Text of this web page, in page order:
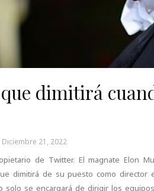
dimitirá
Diciembre 21, 2022
de Twitter. El magnate Elon
dimitirá de su puesto como
solo se encargará de dirigir los